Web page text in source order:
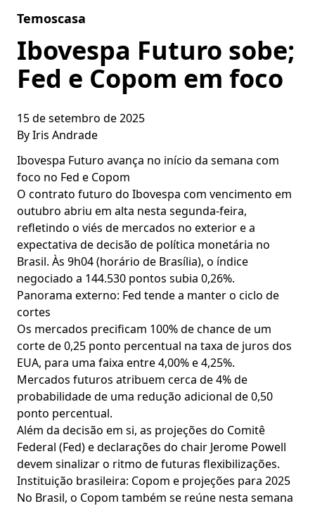
Temoscasa
Ibovespa Futuro sobe;
Fed e Copom em foco
15 de setembro de 2025
ByIris Andrade
Ibovespa Futuro avança no início da semana com
foco no Fed e Copom
O contrato futuro do Ibovespa com vencimento em
outubro abriu em alta nesta segunda-feira,
refletindo o viés de mercados no exterior e a
expectativa de decisão de política monetária no
Brasil. Às 9h04 (horário de Brasília), o índice
negociado a 144.530 pontos subia 0,26%.
Panorama externo: Fed tende a manter o ciclo de
cortes
Os mercados precificam 100% de chance de um
corte de 0,25 ponto percentual na taxa de juros dos
EUA, para uma faixa entre 4,00% e 4,25%.
Mercados futuros atribuem cerca de 4% de
probabilidade de uma redução adicional de 0,50
ponto percentual.
Além da decisão em si, as projeções do Comitê
Federal (Fed) e declarações do chair Jerome Powell
devem sinalizar o ritmo de futuras flexibilizações.
Instituição brasileira: Copom e projeções para 2025
No Brasil, o Copom também se reúne nesta semana